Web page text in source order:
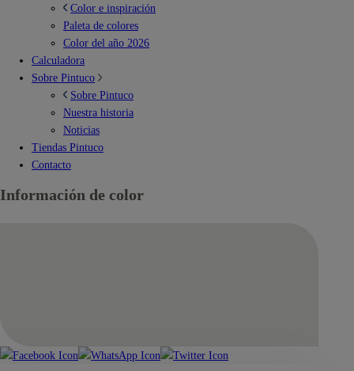
Color e inspiración
Paleta de colores
Color del año 2026
Calculadora
Sobre Pintuco
Sobre Pintuco
Nuestra historia
Noticias
Tiendas Pintuco
Contacto
Información de color